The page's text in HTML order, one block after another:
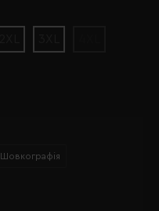
Шовкографія